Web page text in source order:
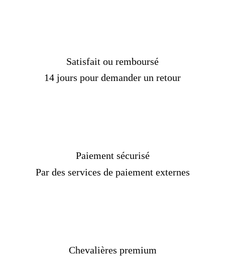
Satisfait ou remboursé
14 jours pour demander un retour
Paiement sécurisé
Par des services de paiement externes
Chevalières premium